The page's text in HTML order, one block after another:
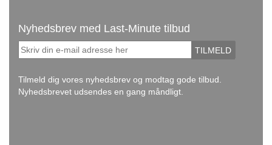
Nyhedsbrev med Last-Minute tilbud
TILMELD
Tilmeld dig vores nyhedsbrev og modtag gode tilbud.
Nyhedsbrevet udsendes en gang måndligt.